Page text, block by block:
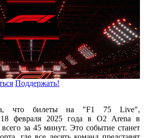
Поддержать!
что билеты на "F1 75 Live",
18 февраля 2025 года в O2 Arena в
за 45 минут. Это событие станет